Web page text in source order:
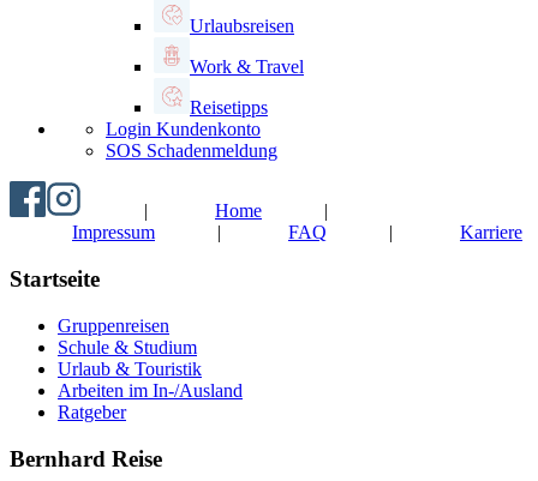
Urlaubsreisen
Work & Travel
Reisetipps
Login Kundenkonto
SOS Schadenmeldung
Home
Impressum
FAQ Karriere
Startseite
Gruppenreisen
Schule & Studium
Urlaub & Touristik
Arbeiten im In-/Ausland
Ratgeber
Bernhard Reise